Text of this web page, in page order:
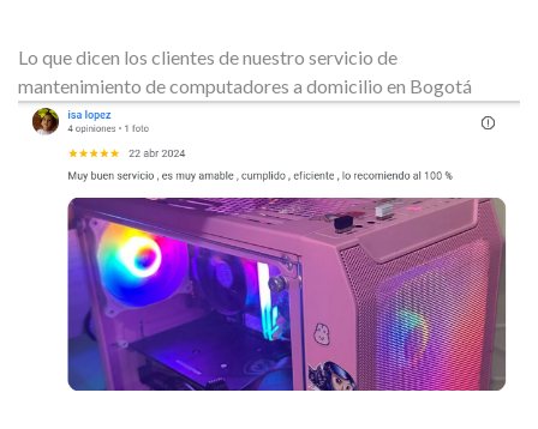
Lo que dicen los clientes de nuestro servicio de
mantenimiento de computadores a domicilio en Bogotá